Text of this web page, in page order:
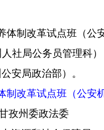
体制改革试点班（公
社局公务员管理科）
安局政治部）。
制改革试点班（公安
甘孜州委政法委